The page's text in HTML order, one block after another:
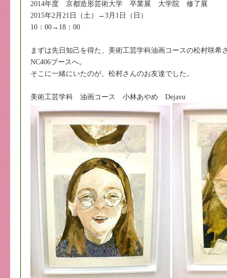
2014年度 京都造形芸術大学 卒業展 大学院 修了展
2015年2月21日（土）→3月1日（日）
10：00→18：00
まずは先日知己を得た、美術工芸学科油画コースの松村咲希
NC406ブースへ。
そこに一緒にいたのが、松村さんのお友達でした。
美術工芸学科 油画コース 小林あやめ Dejavu